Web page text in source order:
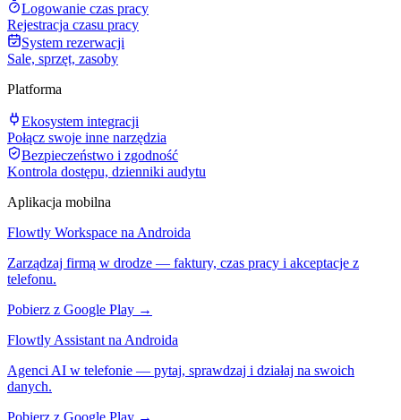
Logowanie czas pracy
Rejestracja czasu pracy
System rezerwacji
Sale, sprzęt, zasoby
Platforma
Ekosystem integracji
Połącz swoje inne narzędzia
Bezpieczeństwo i zgodność
Kontrola dostępu, dzienniki audytu
Aplikacja mobilna
Flowtly Workspace na Androida
Zarządzaj firmą w drodze — faktury, czas pracy i akceptacje z
telefonu.
Pobierz z Google Play →
Flowtly Assistant na Androida
Agenci AI w telefonie — pytaj, sprawdzaj i działaj na swoich
danych.